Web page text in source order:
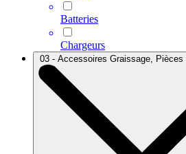
Batteries
Chargeurs
03 - Accessoires Graissage,